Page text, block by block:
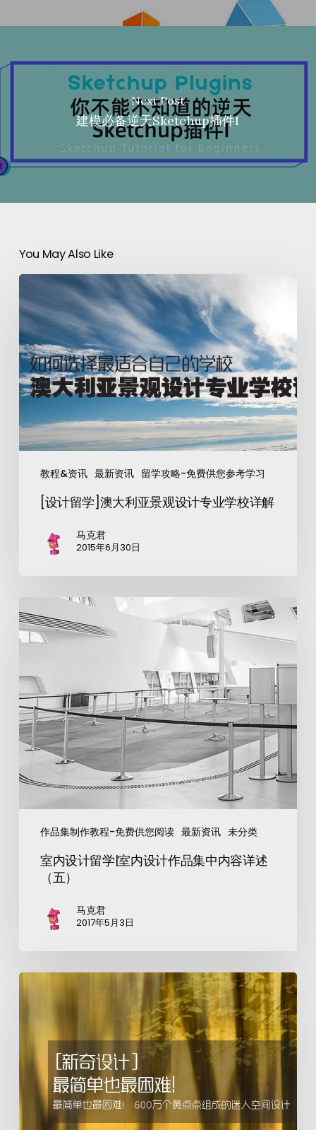
Next Post
建模必备逆天Sketchup插件I
You May Also Like
教程&资讯 最新资讯 留学攻略-免费供您参考学习
[设计留学]澳大利亚景观设计专业学校详解
马克君
2015年6月30日
作品集制作教程-免费供您阅读 最新资讯 未分类
室内设计留学|室内设计作品集中内容详述
（五）
马克君
2017年5月3日